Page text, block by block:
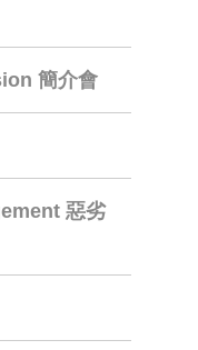
簡介會
惡劣